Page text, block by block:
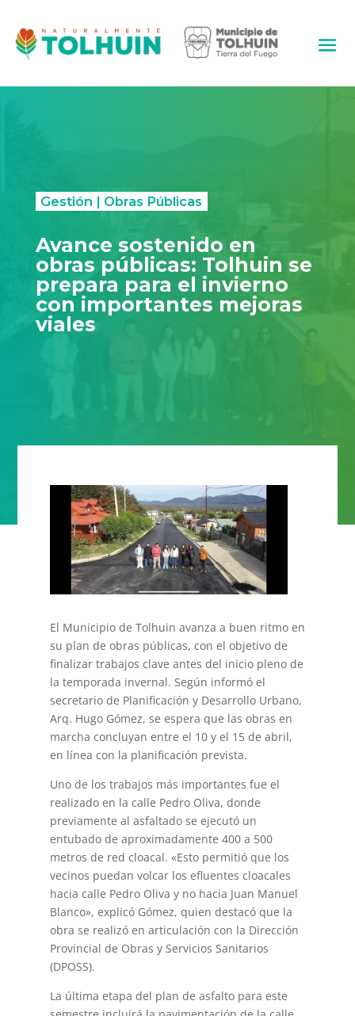
Gestión | Obras Públicas
Avance sostenido en
obras públicas: Tolhuin se
prepara para el invierno
con importantes mejoras
viales
El Municipio de Tolhuin avanza a buen ritmo en
su plan de obras públicas, con el objetivo de
finalizar trabajos clave antes del inicio pleno de
la temporada invernal. Según informó el
secretario de Planificación y Desarrollo Urbano,
Arq. Hugo Gómez, se espera que las obras en
marcha concluyan entre el 10 y el 15 de abril,
en línea con la planificación prevista.
Uno de los trabajos más importantes fue el
realizado en la calle Pedro Oliva, donde
previamente al asfaltado se ejecutó un
entubado de aproximadamente 400 a 500
metros de red cloacal. «Esto permitió que los
vecinos puedan volcar los efluentes cloacales
hacia calle Pedro Oliva y no hacia Juan Manuel
Blanco», explicó Gómez, quien destacó que la
obra se realizó en articulación con la Dirección
Provincial de Obras y Servicios Sanitarios
(DPOSS).
La última etapa del plan de asfalto para este